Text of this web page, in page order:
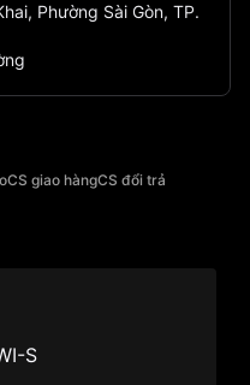
Phường Sài Gòn, TP.
CS giao hàngCS đổi trả
S